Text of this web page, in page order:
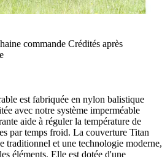
commande Crédités après
est fabriquée en nylon balistique
avec notre système imperméable
aide à réguler la température de
par temps froid. La couverture Titan
traditionnel et une technologie moderne,
éléments. Elle est dotée d'une